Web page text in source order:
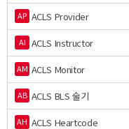
AP ACLS Provider
AI ACLS Instructor
AM ACLS Monitor
AB ACLS BLS 술기
AH ACLS Heartcode